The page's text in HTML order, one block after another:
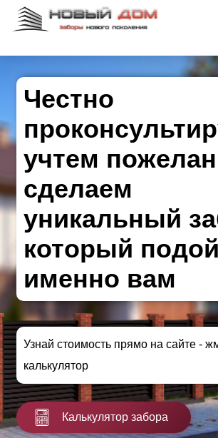
Честно
учтем
сделаем
уникальный
который
именно вам
Узнай стоимость прямо на сайте -
калькулятор
Калькулятор забора